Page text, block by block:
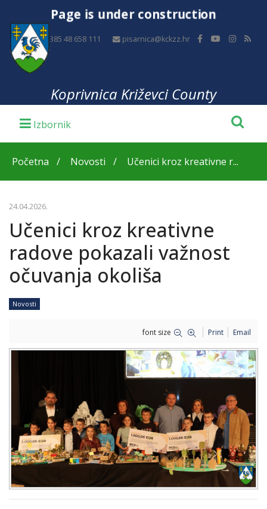
Page is under construction
+385 48 658 111 pisarnica@kckzz.hr
Koprivnica Križevci County
Početna Novosti Učenici kroz kreativne r...
24.04.2026.
Učenici kroz kreativne
radove pokazali važnost
očuvanja okoliša
Novosti
font size Print Email